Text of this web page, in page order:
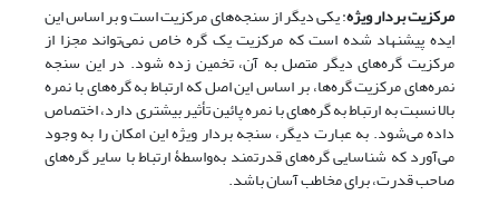
مرکزیت بردار ویژه: یکی دیگر از سنجه‌های مرکزیت است و بر اساس این
ایده پیشنهاد شده است که مرکزیت یک گره خاص نمی‌تواند مجزا از
مرکزیت گره‌های دیگر متصل به آن، تخمین زده شود. در این سنجه
نمره‌های مرکزیت گره‌ها، بر اساس این اصل که ارتباط به گره‌های با نمره
بالا نسبت به ارتباط به گره‌های با نمره پائین تأثیر بیشتری دارد، اختصاص
داده می‌شود. به عبارت دیگر، سنجه بردار ویژه این امکان را به وجود
می‌آورد که شناسایی گره‌های قدرتمند به‌واسطۀ ارتباط با سایر گره‌های
صاحب قدرت، برای مخاطب آسان باشد.